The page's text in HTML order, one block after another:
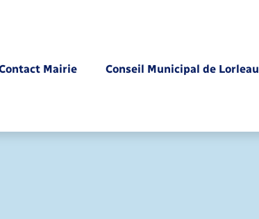
Mairie Conseil Municipal de Lorleau